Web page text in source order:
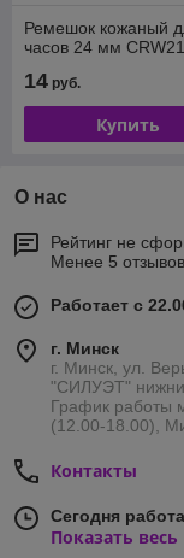
Ремешок кожаный
часов 24 мм
14 руб.
Купить
О нас
Рейтинг не
Менее 5
Работает с
г. Минск
г. Минск, ул.
"СИЛУЭТ"
График работы
(12.00-18.00),
Контакты
Сегодня
Показать